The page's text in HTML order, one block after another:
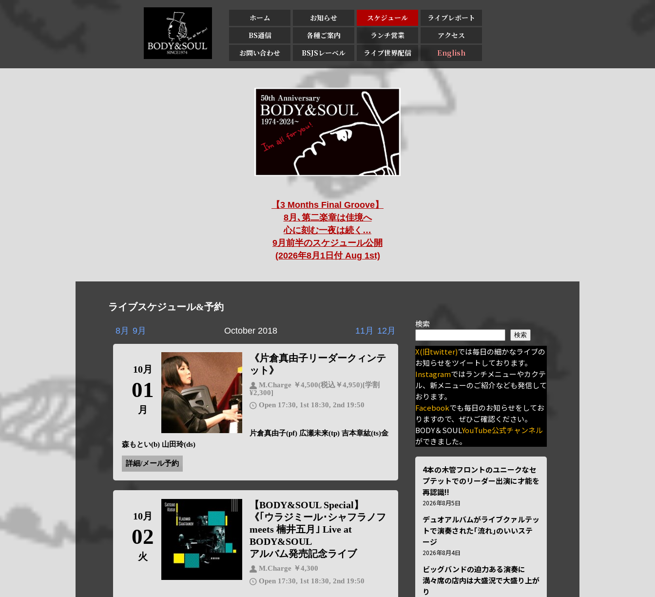
ホーム お知らせ スケジュール
ライブレポート
BS通信
各種ご案内 ランチ営業
アクセス
お問い合わせ
BSJSレーベル ライブ世界配信 English
【3 Months Final Groove】
8月､第二楽章は佳境へ
心に刻む一夜は続く…
9月前半のスケジュール公開
(2026年8月1日付 Aug 1st)
ライブスケジュール&予約
October 2018
8月 9月 12月
11月
10月
01
月
《片倉真由子リーダークィンテ
ット》
M.Charge ￥4,500(税込￥4,950)[学割
¥2,300]
Open 17:30, 1st 18:30, 2nd 19:50
片倉真由子(pf) 広瀬未来(tp) 吉本章紘(ts)金
森もとい(b) 山田玲(ds)
詳細/メール予約
10月
02
火
【BODY&SOUL Special】
《｢ウラジミール･シャフラノフ
meets 楠井五月｣ Live at
BODY&SOUL
アルバム発売記念ライブ
M.Charge ￥4,300
Open 17:30, 1st 18:30, 2nd 19:50
検索
検索
X(旧twitter)では毎日の細かなライブの
お知らせをツイートしております。
Instagramではランチメニューやカクテ
ル、新メニューのご紹介なども発信して
おります。
Facebookでも毎日のお知らせをしてお
りますので、ぜひご確認ください。
BODY＆SOULYouTube公式チャンネル
ができました。
4本の木管フロントのユニークなセ
プテットでのリーダー出演に才能を
再認識!!
2026年8月5日
デュオアルバムがライブクァルテッ
トで演奏された｢流れ｣のいいステ
ージ
2026年8月4日
ビッグバンドの迫力ある演奏に
満々席の店内は大盛況で大盛り上が
り